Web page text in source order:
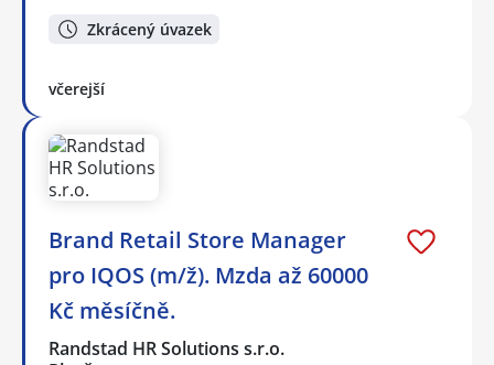
Zkrácený úvazek
včerejší
Brand Retail Store Manager
pro IQOS (m/ž). Mzda až 60000
Kč měsíčně.
Randstad HR Solutions s.r.o.